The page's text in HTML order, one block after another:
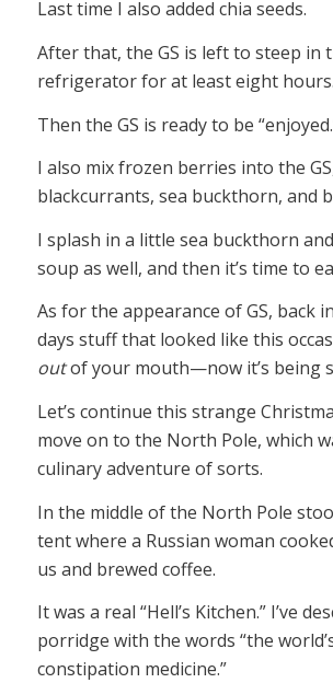
Last time I also added chia seeds.
After that, the GS is left to steep in
refrigerator for at least eight hours.
Then the GS is ready to be
I also mix frozen berries into the
blackcurrants, sea buckthorn, and
I splash in a little sea buckthorn
soup as well, and then it’s time to
As for the appearance of GS, back
days stuff that looked like this
outof your mouth—now it’s being
Let’s continue this strange
move on to the North Pole, which
culinary adventure of sorts.
In the middle of the North Pole
tent where a Russian woman
us and brewed coffee.
It was a real “Hell’s Kitchen.” I’ve
porridge with the words “the
constipation medicine.”